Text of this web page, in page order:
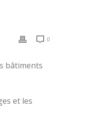
0
bâtiments
et les